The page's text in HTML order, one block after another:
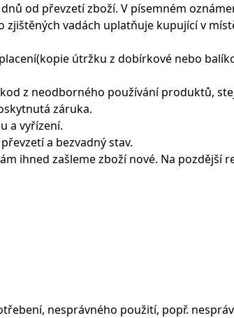
od převzetí zboží. V písemném
zjištěných vadách uplatňuje kupující v
útržku z dobírkové nebo
z neodborného používání produktů,
záruka.
a vyřízení.
a bezvadný stav.
ihned zašleme zboží nové. Na pozdější
nesprávného použití, popř.